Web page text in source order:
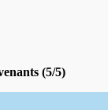
(5/5)